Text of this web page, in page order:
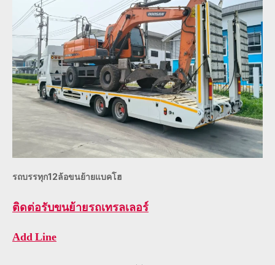
รถบรรทุก12ล้อขนย้ายแบคโฮ
ติดต่อรับขนย้ายรถเทรลเลอร์
Add Line